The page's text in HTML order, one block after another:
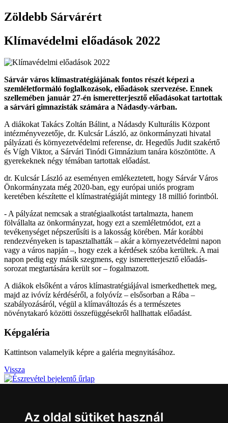
Az oldal sütiket használ
Zöldebb Sárvárért
Klímavédelmi előadások 2022
Sárvár város klímastratégiájának fontos részét képezi a
szemléletformáló foglalkozások, előadások szervezése. Ennek
szellemében január 27-én ismeretterjesztő előadásokat tartottak
a sárvári gimnazisták számára a Nádasdy-várban.
A diákokat Takács Zoltán Bálint, a Nádasdy Kulturális Központ
intézményvezetője, dr. Kulcsár László, az önkormányzati hivatal
pályázati és környezetvédelmi referense, dr. Hegedűs Judit szakértő
és Vígh Viktor, a Sárvári Tinódi Gimnázium tanára köszöntötte. A
gyerekeknek négy témában tartottak előadást.
dr. Kulcsár László az eseményen emlékeztetett, hogy Sárvár Város
Önkormányzata még 2020-ban, egy európai uniós program
keretében készítette el klímastratégiáját mintegy 18 millió forintból.
- A pályázat nemcsak a stratégiaalkotást tartalmazta, hanem
fölvállalta az önkormányzat, hogy ezt a szemléletmódot, ezt a
tevékenységet népszerűsíti is a lakosság körében. Már korábbi
rendezvényeken is tapasztalhatták – akár a környezetvédelmi napon
vagy a város napján –, hogy ezek a kérdések szóba kerültek. A mai
napon pedig egy másik szegmens, egy ismeretterjesztő előadás-
sorozat megtartására került sor – fogalmazott.
A diákok elsőként a város klímastratégiájával ismerkedhettek meg,
majd az ivóvíz kérdéséről, a folyóvíz – elsősorban a Rába –
szabályozásáról, végül a klímaváltozás és a természetes
növénytakaró közötti összefüggésekről hallhattak előadást.
Képgaléria
Kattintson valamelyik képre a galéria megnyitásához.
Vissza
Jelezze nekünk, ha megoldásra váró üggyel találkozott Sárváron!